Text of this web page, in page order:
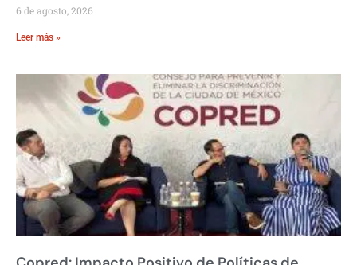
6 de agosto, 2026
Leer más »